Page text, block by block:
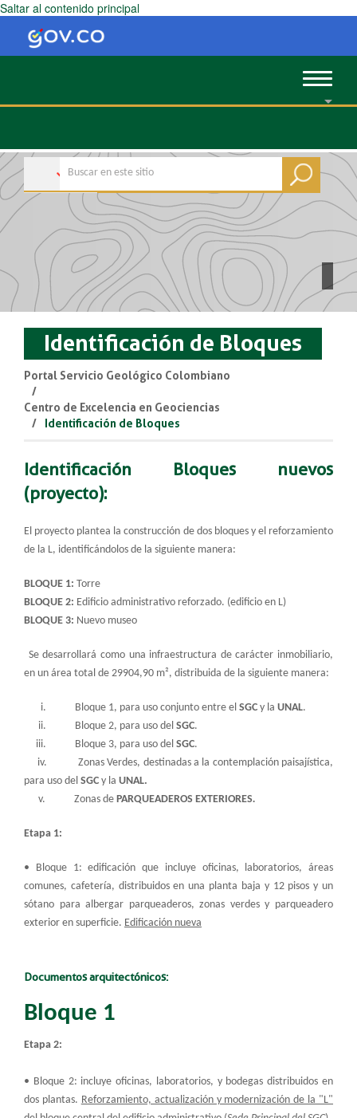
Saltar al contenido principal
Toggle
Identificación de Bloques
Portal Servicio Geológico Colombiano
Centro de Excelencia en Geociencias
Identificación de Bloques
Identificación Bloques nuevos
(proyecto):
El proyecto plantea la construcción de dos bloques y el reforzamiento
de la L, identificándolos de la siguiente manera:
BLOQUE 1: Torre
BLOQUE 2: Edificio administrativo reforzado. (edificio en L)
BLOQUE 3: Nuevo museo
Se desarrollará como una infraestructura de carácter inmobiliario,
en un área total de 29904,90 m², distribuida de la siguiente manera:
i. Bloque 1, para uso conjunto entre el SGC y la UNAL.
ii. Bloque 2, para uso del SGC.
iii. Bloque 3, para uso del SGC.
iv. Zonas Verdes, destinadas a la contemplación paisajística,
para uso del SGC y la UNAL.
v. Zonas de PARQUEADEROS EXTERIORES.
Etapa 1:
• Bloque 1: edificación que incluye oficinas, laboratorios, áreas
comunes, cafetería, distribuidos en una planta baja y 12 pisos y un
sótano para albergar parqueaderos, zonas verdes y parqueadero
exterior en superficie. Edificación nueva
Documentos arquitectónicos:
Bloque 1
Etapa 2:
• Bloque 2: incluye oficinas, laboratorios, y bodegas distribuidos en
dos plantas. Reforzamiento, actualización y modernización de la "L"